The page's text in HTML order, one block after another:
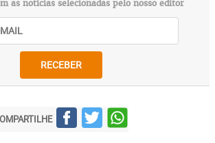
as notícias selecionadas pelo nosso editor
RECEBER